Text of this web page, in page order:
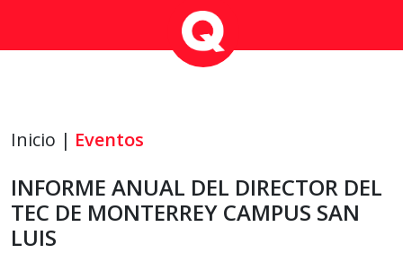
Inicio | Eventos
INFORME ANUAL DEL DIRECTOR DEL
TEC DE MONTERREY CAMPUS SAN
LUIS